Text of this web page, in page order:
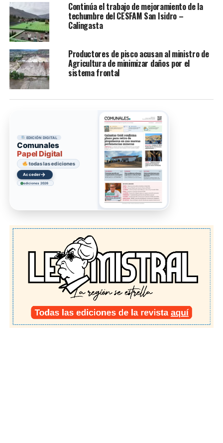
Continúa el trabajo de mejoramiento de la
techumbre del CESFAM San Isidro –
Calingasta
Productores de pisco acusan al ministro de
Agricultura de minimizar daños por el
sistema frontal
EDICIÓN DIGITAL
Comunales
Papel Digital
todas las ediciones
Acceder→
ediciones 2026